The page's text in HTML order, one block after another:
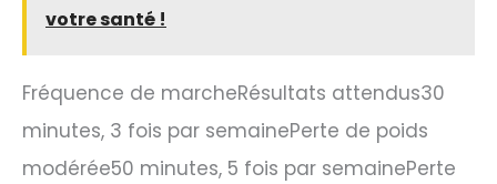
votre santé !
Fréquence de marcheRésultats attendus30
minutes, 3 fois par semainePerte de poids
modérée50 minutes, 5 fois par semainePerte